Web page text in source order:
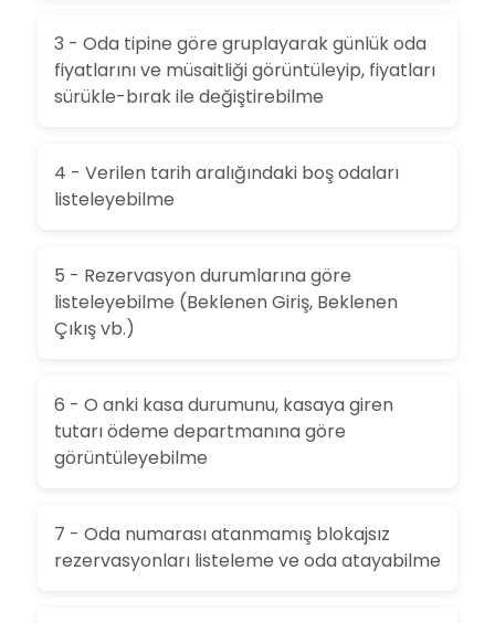
3 - Oda tipine göre gruplayarak günlük oda
fiyatlarını ve müsaitliği görüntüleyip, fiyatları
sürükle-bırak ile değiştirebilme
4 - Verilen tarih aralığındaki boş odaları
listeleyebilme
5 - Rezervasyon durumlarına göre
listeleyebilme (Beklenen Giriş, Beklenen
Çıkış vb.)
6 - O anki kasa durumunu, kasaya giren
tutarı ödeme departmanına göre
görüntüleyebilme
7 - Oda numarası atanmamış blokajsız
rezervasyonları listeleme ve oda atayabilme